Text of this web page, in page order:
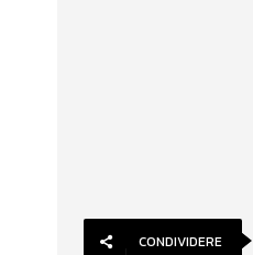
CONDIVIDERE